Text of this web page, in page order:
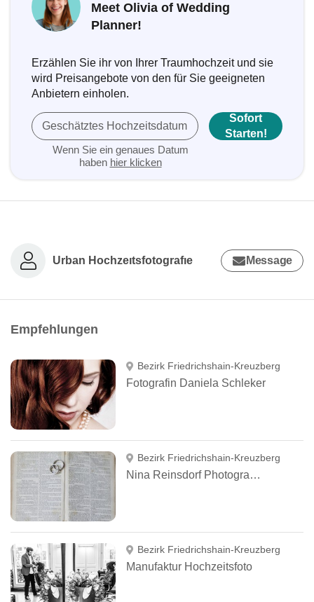
Meet Olivia of Wedding
Planner!
Erzählen Sie ihr von Ihrer Traumhochzeit und sie
wird Preisangebote von den für Sie geeigneten
Anbietern einholen.
Geschätztes Hochzeitsdatum
Wenn Sie ein genaues Datum
haben hier klicken
Sofort
Starten!
Urban Hochzeıtsfotografıe Message
Empfehlungen
Bezirk Friedrichshain-Kreuzberg
Fotografin Daniela Schleker
Bezirk Friedrichshain-Kreuzberg
Nina Reinsdorf Photography
Bezirk Friedrichshain-Kreuzberg
Manufaktur Hochzeitsfoto